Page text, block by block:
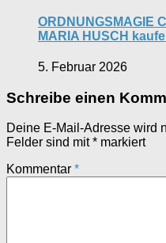
ORDNUNGSMAGIE
MARIA HUSCH
5. Februar 2026
Schreibe einen
Deine E-Mail-Adresse wird
Felder sind mit* markiert
Kommentar *